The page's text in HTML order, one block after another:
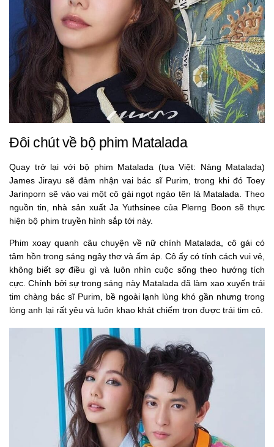
Đôi chút về bộ phim Matalada
Quay trở lại với bộ phim Matalada (tựa Việt: Nàng Matalada)
James Jirayu sẽ đảm nhận vai bác sĩ Purim, trong khi đó Toey
Jarinporn sẽ vào vai một cô gái ngọt ngào tên là Matalada. Theo
nguồn tin, nhà sản xuất Ja Yuthsinee của Plerng Boon sẽ thực
hiện bộ phim truyền hình sắp tới này.
Phim xoay quanh câu chuyện về nữ chính Matalada, cô gái có
tâm hồn trong sáng ngây thơ và ấm áp. Cô ấy có tính cách vui vẻ,
không biết sợ điều gì và luôn nhìn cuộc sống theo hướng tích
cực. Chính bởi sự trong sáng này Matalada đã làm xao xuyến trái
tim chàng bác sĩ Purim, bề ngoài lạnh lùng khó gần nhưng trong
lòng anh lại rất yêu và luôn khao khát chiếm trọn được trái tim cô.